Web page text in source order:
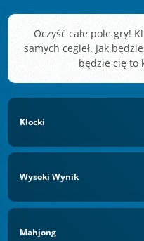
Oczyść całe pole gry!
samych cegieł. Jak
będzie cię to
Klocki
Wysoki Wynik
Mahjong